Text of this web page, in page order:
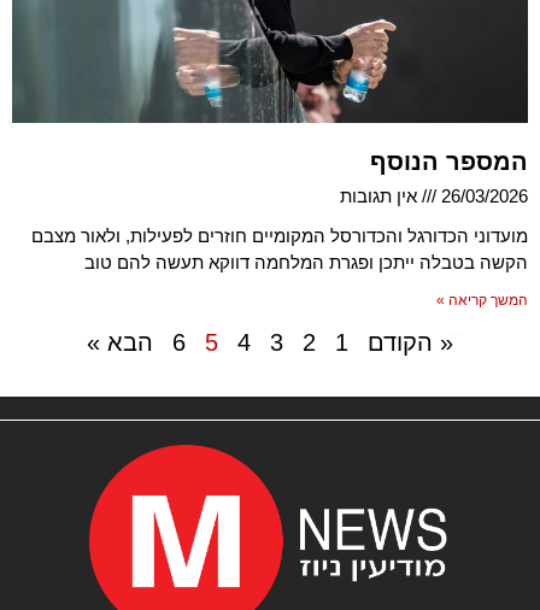
המספר הנוסף
26/03/2026
אין תגובות
מועדוני הכדורגל והכדורסל המקומיים חוזרים לפעילות, ולאור מצבם
הקשה בטבלה ייתכן ופגרת המלחמה דווקא תעשה להם טוב
המשך קריאה »
« הקודם 1
2
3
4
5
6 הבא »